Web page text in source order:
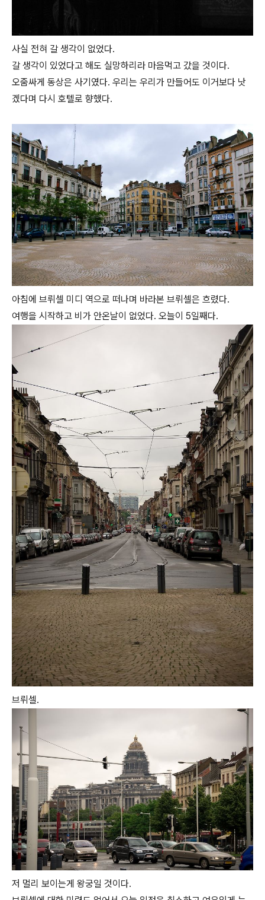
사실 전혀 갈 생각이 없었다.
갈 생각이 있었다고 해도 실망하리라 마음먹고 갔을 것이다.
오줌싸게 동상은 사기였다. 우리는 우리가 만들어도 이거보다 낫
겠다며 다시 호텔로 향했다.
아침에 브뤼셀 미디 역으로 떠나며 바라본 브뤼셀은 흐렸다.
여행을 시작하고 비가 안온날이 없었다. 오늘이 5일째다.
브뤼셀.
저 멀리 보이는게 왕궁일 것이다.